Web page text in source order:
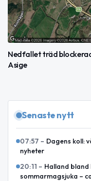
Nedfallet träd
Asige
Senaste nytt
07:57 – Dagens koll:
nyheter
20:11 – Halland bland
sommarmagsjuka –